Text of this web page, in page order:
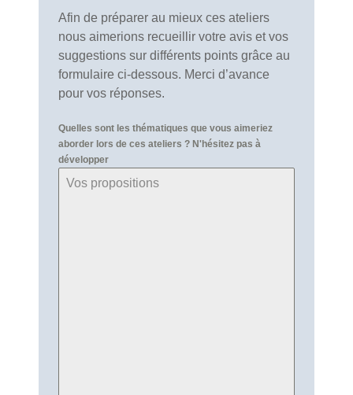
Afin de préparer au mieux ces ateliers
nous aimerions recueillir votre avis et vos
suggestions sur différents points grâce au
formulaire ci-dessous. Merci d’avance
pour vos réponses.
Quelles sont les thématiques que vous aimeriez
aborder lors de ces ateliers ? N'hésitez pas à
développer